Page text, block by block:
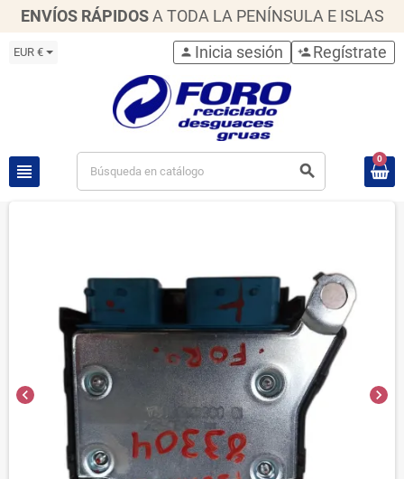
ENVÍOS RÁPIDOS A TODA LA PENÍNSULA E ISLAS
EUR €
view_headline search
person Inicia sesión person_add Regístrate
0
chevron_left chevron_right